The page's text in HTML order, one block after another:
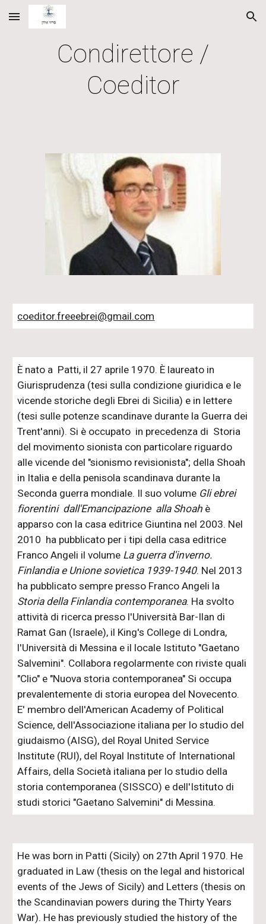
Skip to main content Skip to navigation
Condirettore /
Coeditor
coeditor.freeebrei@gmail.com
È nato a Patti, il 27 aprile 1970. È laureato in
Giurisprudenza (tesi sulla condizione giuridica e le
vicende storiche degli Ebrei di Sicilia) e in lettere
(tesi sulle potenze scandinave durante la Guerra dei
Trent'anni). Si è occupato in precedenza di Storia
del movimento sionista con particolare riguardo
alle vicende del "sionismo revisionista"; della Shoah
in Italia e della penisola scandinava durante la
Seconda guerra mondiale. Il suo volume Gli ebrei
fiorentini dall'Emancipazione alla Shoah è
apparso con la casa editrice Giuntina nel 2003. Nel
2010 ha pubblicato per i tipi della casa editrice
Franco Angeli il volume La guerra d'inverno.
Finlandia e Unione sovietica 1939-1940. Nel 2013
ha pubblicato sempre presso Franco Angeli la
Storia della Finlandia contemporanea. Ha svolto
attività di ricerca presso l'Università Bar-Ilan di
Ramat Gan (Israele), il King's College di Londra,
l'Università di Messina e il locale Istituto "Gaetano
Salvemini". Collabora regolarmente con riviste quali
"Clio" e "Nuova storia contemporanea" Si occupa
prevalentemente di storia europea del Novecento.
E' membro dell'American Academy of Political
Science, dell'Associazione italiana per lo studio del
giudaismo (AISG), del Royal United Service
Institute (RUI), del Royal Institute of International
Affairs, della Società italiana per lo studio della
storia contemporanea (SISSCO) e dell'Istituto di
studi storici "Gaetano Salvemini" di Messina.
He was born in Patti (Sicily) on 27th April 1970. He
graduated in Law (thesis on the legal and historical
events of the Jews of Sicily) and Letters (thesis on
the Scandinavian powers during the Thirty Years
War). He has previously studied the history of the